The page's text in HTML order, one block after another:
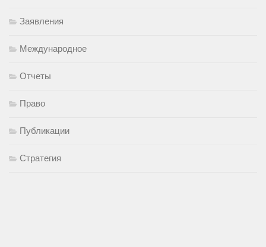
Заявления
Международное
Отчеты
Право
Публикации
Стратегия